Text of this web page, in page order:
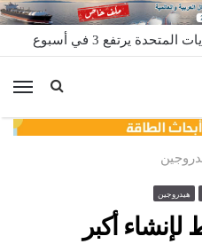
يرتفع 3 في أسبوع
هيدروجين
أكبر